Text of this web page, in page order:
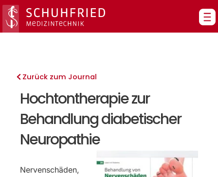
Zum
Inhalt
springen
Zurück zum Journal
Hochtontherapie zur
Behandlung diabetischer
Neuropathie
Nervenschäden,